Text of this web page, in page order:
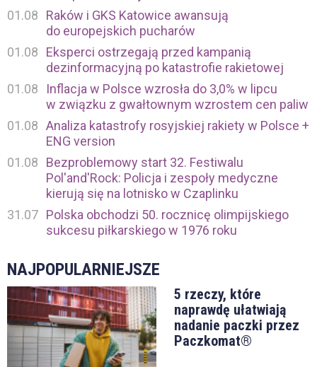
01.08
Raków i GKS Katowice awansują
do europejskich pucharów
01.08
Eksperci ostrzegają przed kampanią
dezinformacyjną po katastrofie rakietowej
01.08
Inflacja w Polsce wzrosła do 3,0% w lipcu
w związku z gwałtownym wzrostem cen paliw
01.08 Analiza katastrofy rosyjskiej rakiety w Polsce +
ENG version
01.08
Bezproblemowy start 32. Festiwalu
Pol'and'Rock: Policja i zespoły medyczne
kierują się na lotnisko w Czaplinku
31.07 Polska obchodzi 50. rocznicę olimpijskiego
sukcesu piłkarskiego w 1976 roku
NAJPOPULARNIEJSZE
5 rzeczy, które
naprawdę ułatwiają
nadanie paczki przez
Paczkomat®